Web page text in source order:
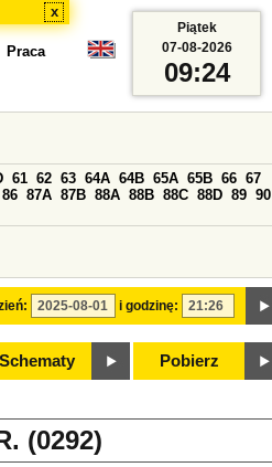
x
Praca
i godzinę:
61 62 63 64A 64B 65A 65B 66 67
86 87A 87B 88A 88B 88C 88D 89 90
Schematy Pobierz
Piątek
07-08-2026
09:24
(0292)